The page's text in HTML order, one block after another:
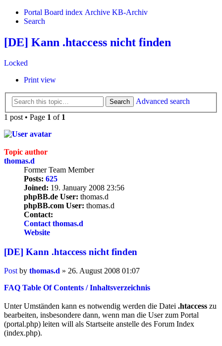
Portal Board index Archive KB-Archiv
Search
[DE] Kann .htaccess nicht finden
Locked
Print view
Search
Advanced search
1 post • Page 1 of 1
Topic author
thomas.d
Former Team Member
Posts: 625
Joined: 19. January 2008 23:56
phpBB.de User: thomas.d
phpBB.com User: thomas.d
Contact:
Contact thomas.d
Website
[DE] Kann .htaccess nicht finden
Post by thomas.d » 26. August 2008 01:07
FAQ Table Of Contents / Inhaltsverzeichnis
Unter Umständen kann es notwendig werden die Datei .htaccess zu
bearbeiten, insbesondere dann, wenn man die User zum Portal
(portal.php) leiten will als Startseite anstelle des Forum Index
(index.php).